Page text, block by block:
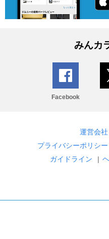
みんカ
Facebook
運営会社
プライバシーポリシー
ガイドライン
|